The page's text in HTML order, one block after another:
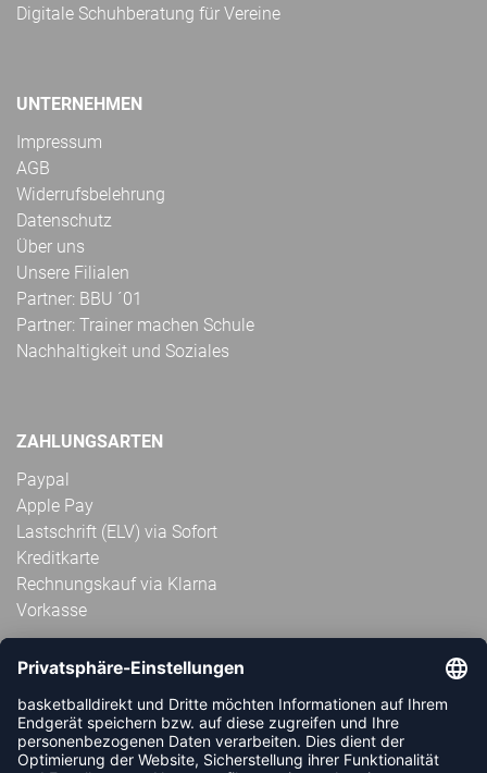
Digitale Schuhberatung für Vereine
UNTERNEHMEN
Impressum
AGB
Widerrufsbelehrung
Datenschutz
Über uns
Unsere Filialen
Partner: BBU ´01
Partner: Trainer machen Schule
Nachhaltigkeit und Soziales
ZAHLUNGSARTEN
Paypal
Apple Pay
Lastschrift (ELV) via Sofort
Kreditkarte
Rechnungskauf via Klarna
Vorkasse
ABONNIERE JETZT DEN KOSTENLOSEN
HANDBALLDIREKT-NEWSLETTER UND VERPASSE KEINE
NEUIGKEIT ODER AKTION MEHR.